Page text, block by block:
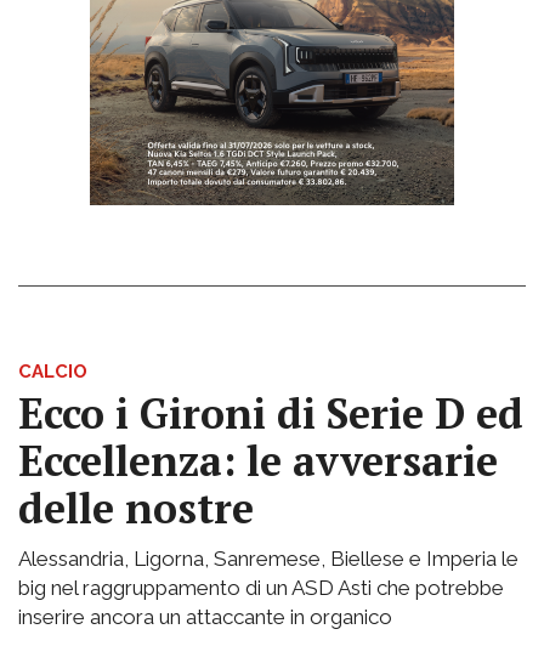
CALCIO
Ecco i Gironi di Serie D ed
Eccellenza: le avversarie
delle nostre
Alessandria, Ligorna, Sanremese, Biellese e Imperia le
big nel raggruppamento di un ASD Asti che potrebbe
inserire ancora un attaccante in organico